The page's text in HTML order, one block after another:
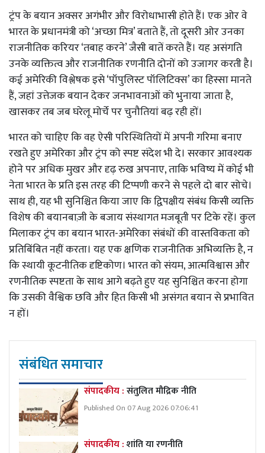
ट्रंप के बयान अक्सर अगंभीर और विरोधाभासी होते हैं। एक ओर वे
भारत के प्रधानमंत्री को ‘अच्छा मित्र’ बताते हैं, तो दूसरी ओर उनका
राजनीतिक करियर ‘तबाह करने’ जैसी बातें करते हैं। यह असंगति
उनके व्यक्तित्व और राजनीतिक रणनीति दोनों को उजागर करती है।
कई अमेरिकी विश्लेषक इसे ‘पॉपुलिस्ट पॉलिटिक्स’ का हिस्सा मानते
हैं, जहां उत्तेजक बयान देकर जनभावनाओं को भुनाया जाता है,
खासकर तब जब घरेलू मोर्चे पर चुनौतियां बढ़ रही हों।
भारत को चाहिए कि वह ऐसी परिस्थितियों में अपनी गरिमा बनाए
रखते हुए अमेरिका और ट्रंप को स्पष्ट संदेश भी दे। सरकार आवश्यक
होने पर अधिक मुखर और दृढ़ रुख अपनाए, ताकि भविष्य में कोई भी
नेता भारत के प्रति इस तरह की टिप्पणी करने से पहले दो बार सोचे।
साथ ही, यह भी सुनिश्चित किया जाए कि द्विपक्षीय संबंध किसी व्यक्ति
विशेष की बयानबाज़ी के बजाय संस्थागत मजबूती पर टिके रहें। कुल
मिलाकर ट्रंप का बयान भारत-अमेरिका संबंधों की वास्तविकता को
प्रतिबिंबित नहीं करता। यह एक क्षणिक राजनीतिक अभिव्यक्ति है, न
कि स्थायी कूटनीतिक दृष्टिकोण। भारत को संयम, आत्मविश्वास और
रणनीतिक स्पष्टता के साथ आगे बढ़ते हुए यह सुनिश्चित करना होगा
कि उसकी वैश्विक छवि और हित किसी भी असंगत बयान से प्रभावित
न हों।
संबंधित समाचार
संपादकीय :संतुलित मौद्रिक नीति
Published On 07 Aug 2026 07:06:41
संपादकीय :शांति या रणनीति